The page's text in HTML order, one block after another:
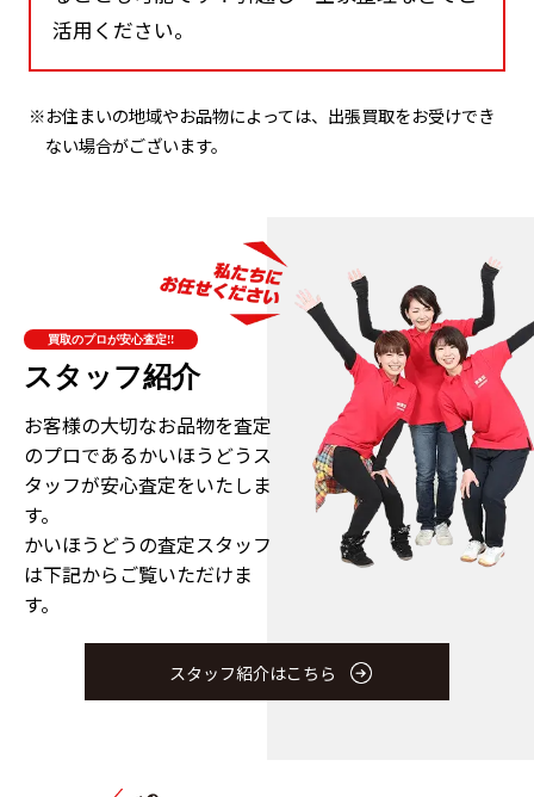
活用ください。
※お住まいの地域やお品物によっては、出張買取をお受けでき
ない場合がございます。
買取のプロが安心査定!!
スタッフ紹介
お客様の大切なお品物を査定
のプロであるかいほうどうス
タッフが安心査定をいたしま
す。
かいほうどうの査定スタッフ
は下記からご覧いただけま
す。
スタッフ紹介はこちら